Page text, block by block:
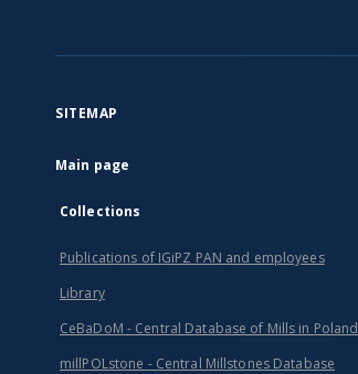
SITEMAP
Main page
Collections
Publications of IGiPZ PAN and employees
Library
CeBaDoM - Central Database of Mills in Poland
millPOLstone - Central Millstones Database